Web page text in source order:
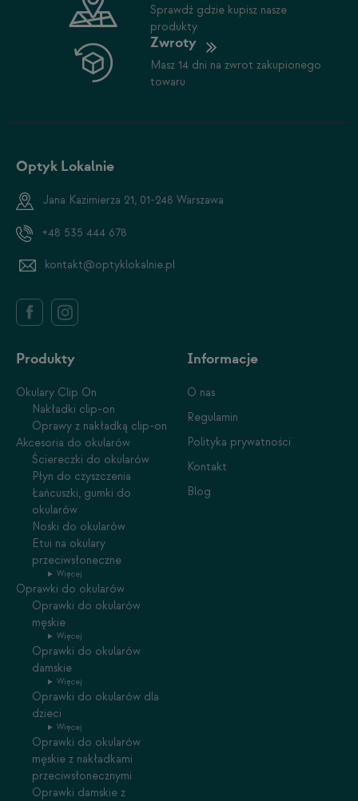
Sprawdź gdzie kupisz nasze
produkty
Zwroty
Masz 14 dni na zwrot zakupionego
towaru
Optyk Lokalnie
Jana Kazimierza 21, 01-248 Warszawa
+48 535 444 678
kontakt@optyklokalnie.pl
Produkty
Okulary Clip On
Nakładki clip-on
Oprawy z nakładką clip-on
Akcesoria do okularów
Ściereczki do okularów
Płyn do czyszczenia
Łańcuszki, gumki do
okularów
Noski do okularów
Etui na okulary
przeciwsłoneczne
Więcej
Oprawki do okularów
Oprawki do okularów
męskie
Więcej
Oprawki do okularów
damskie
Więcej
Oprawki do okularów dla
dzieci
Więcej
Oprawki do okularów
męskie z nakładkami
przeciwsłonecznymi
Oprawki damskie z
Informacje
O nas
Regulamin
Polityka prywatności
Kontakt
Blog